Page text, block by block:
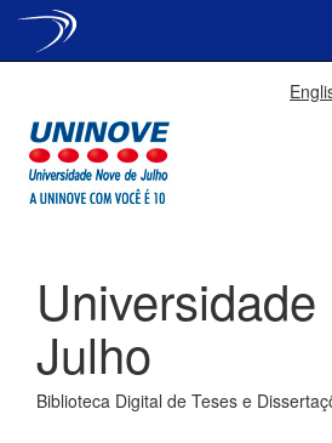
Julho
Biblioteca Digital de Teses e